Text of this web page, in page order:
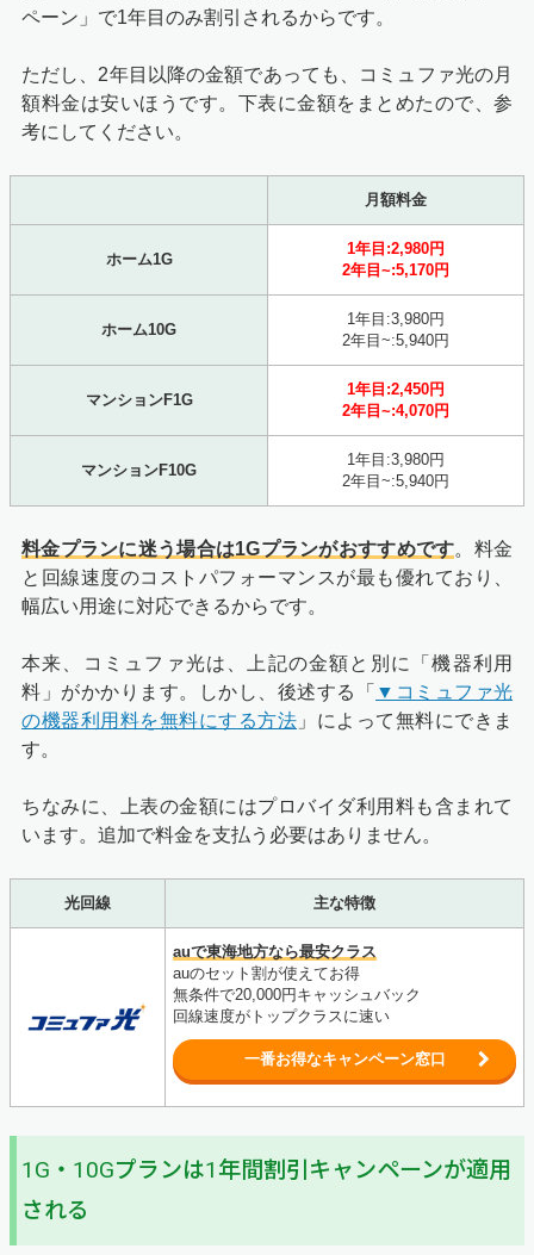
ペーン 」で1年目のみ割引されるからです。
ただし、2年目以降の金額であっても、コミュファ光の月
額料金は安いほうです。下表に金額をまとめたので、参
考にしてください。
月額料金
ホーム1G
1年目:2,980円
2年目~:5,170円
ホーム10G
1年目:3,980円
2年目~:5,940円
マンションF1G
1年目:2,450円
2年目~:4,070円
マンションF10G
1年目:3,980円
2年目~:5,940円
料金プランに迷う場合は1Gプランがおすすめです。料金
と回線速度のコストパフォーマンスが最も優れており、
幅広い用途に対応できるからです。
本来、コミュファ光は、上記の金額と別に「機器利用
料」がかかります。しかし、後述する「 ▼コミュファ光
の機器利用料を無料にする方法 」によって無料にできま
す。
ちなみに、上表の金額にはプロバイダ利用料も含まれて
います。追加で料金を支払う必要はありません。
光回線 主な特徴
auで東海地方なら最安クラス
auのセット割が使えてお得
無条件で20,000円キャッシュバック
回線速度がトップクラスに速い
一番お得なキャンペーン窓口
1G・10Gプランは1年間割引キャンペーンが適用
される